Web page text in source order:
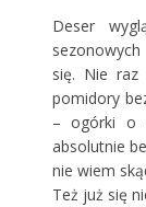
Deser
się. Nie raz
pomidory
– ogórki o
absolutnie
nie wiem
Też już się